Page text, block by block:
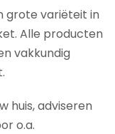
grote variëteit in
Alle producten
vakkundig
huis, adviseren
o.a.